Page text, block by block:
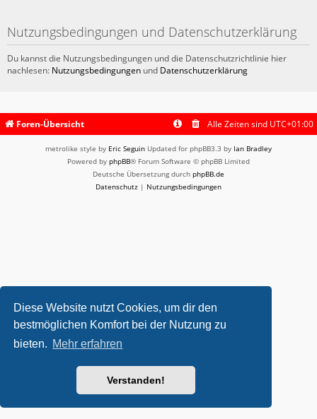
Diese Website nutzt Cookies, um dir den
bestmöglichen Komfort bei der Nutzung zu
bieten. Mehr erfahren
Verstanden!
Nutzungsbedingungen und Datenschutzerklärung
Du kannst die Nutzungsbedingungen und die Datenschutzrichtlinie hier
nachlesen: Nutzungsbedingungen und Datenschutzerklärung
Foren-Übersicht Alle Zeiten sind UTC+01:00
metrolike style by Eric Seguin Updated for phpBB3.3 by Ian Bradley
Powered by phpBB® Forum Software © phpBB Limited
Deutsche Übersetzung durch phpBB.de
Datenschutz | Nutzungsbedingungen